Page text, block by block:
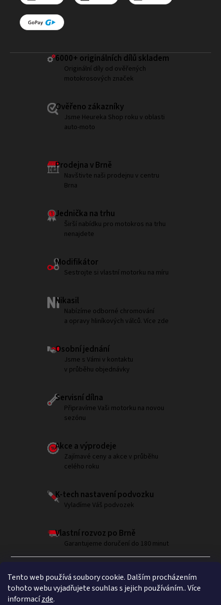
Tento web používá soubory cookie. Dalším procházením
tohoto webu vyjadřujete souhlas s jejich používáním.. Více
informacízde.
6000+ ​originálních dílů skladem
Originální díly od ověřených
motokrosových značek
Ověřeno zákazníky
Jsme Heureka Shop roku v oblasti
auto-moto
Prodejna v Brně
Navštivte naši prodejnu v centru
Brna
Jednička na trhu
Širší nabídku pro motokros na trhu
nenajdete
Modifikátor
Sestrojte si vlastní motorku na míru
Nikasil
Nabízíme odborné chromování
a opravy hliníkových válců. Více zde
Osobní jednání
Jsme s Vámi v kontaktu
v průběhu objednávky
Servisní dílna
Připravíme Vaši motorku na novou
sezónu
Akce a výprodeje
Zajímavé ceny a akce v průběhu
celého roku
K-tech nastavení podvozku
Vyladíme Váš podvozek
Vlastní rozvoz po Brně
Garantujeme doručení do 180 minut